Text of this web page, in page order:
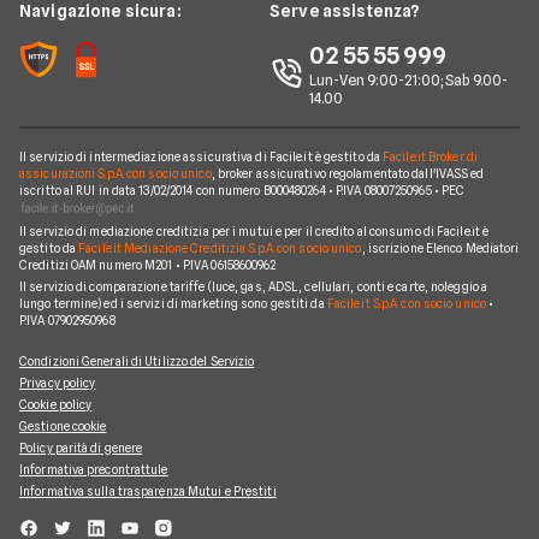
News
Chi siamo
Perché scegliere Facile.it
Mappa del sito
Aruba
Eolo
Operatori Internet Casa
Notizie internet casa
Domande frequenti internet casa
Navigazione sicura: Serve assistenza?
02 55 55 999
Lun-Ven 9:00-21:00; Sab 9.00-
14.00
Il servizio di intermediazione assicurativa di Facile.it è gestito da Facile.it Broker di
assicurazioni S.p.A. con socio unico, broker assicurativo regolamentato dall'IVASS ed
iscritto al RUI in data 13/02/2014 con numero B000480264 • P.IVA 08007250965 • PEC
Il servizio di mediazione creditizia per i mutui e per il credito al consumo di Facile.it è
gestito da Facile.it Mediazione Creditizia S.p.A. con socio unico , iscrizione Elenco Mediatori
Creditizi OAM numero M201 • P.IVA 06158600962
Il servizio di comparazione tariffe (luce, gas, ADSL, cellulari, conti e carte, noleggio a
lungo termine) ed i servizi di marketing sono gestiti da Facile.it S.p.A. con socio unico•
P.IVA 07902950968
Condizioni Generali di Utilizzo del Servizio
Privacy policy
Cookie policy
Gestione cookie
Policy parità di genere
Informativa precontrattule
Informativa sulla trasparenza Mutui e Prestiti